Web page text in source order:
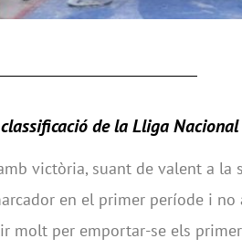
de la Lliga
victòria, suant de valent a la
en el primer període i no
molt per emportar-se els